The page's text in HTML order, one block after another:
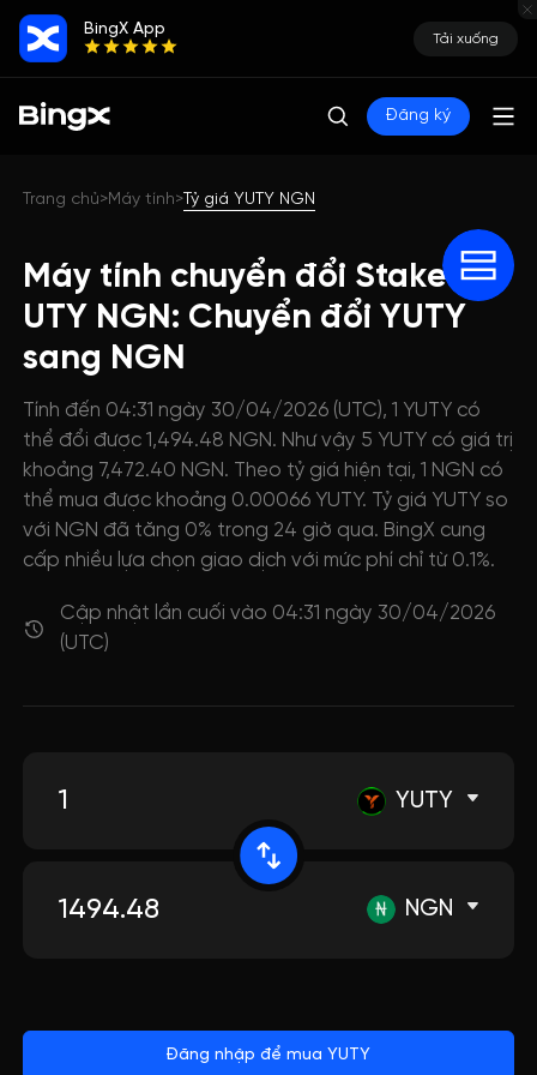
BingX App
Tải xuống
Đăng ký
Trang chủ>Máy tính>Tỷ giá YUTY NGN
Máy tính chuyển đổi Staked
UTY NGN: Chuyển đổi YUTY
sang NGN
Tính đến 04:31 ngày 30/04/2026 (UTC), 1 YUTY có
thể đổi được 1,494.48 NGN. Như vậy 5 YUTY có giá trị
khoảng 7,472.40 NGN. Theo tỷ giá hiện tại, 1 NGN có
thể mua được khoảng 0.00066 YUTY. Tỷ giá YUTY so
với NGN đã tăng 0% trong 24 giờ qua. BingX cung
cấp nhiều lựa chọn giao dịch với mức phí chỉ từ 0.1%.
Cập nhật lần cuối vào 04:31 ngày 30/04/2026
(UTC)
YUTY
NGN
Đăng nhập để mua YUTY